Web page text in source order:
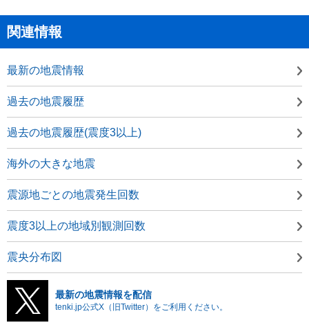
関連情報
最新の地震情報
過去の地震履歴
過去の地震履歴(震度3以上)
海外の大きな地震
震源地ごとの地震発生回数
震度3以上の地域別観測回数
震央分布図
最新の地震情報を配信
tenki.jp公式X（旧Twitter）をご利用ください。